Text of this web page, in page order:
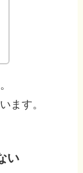
ます。
い